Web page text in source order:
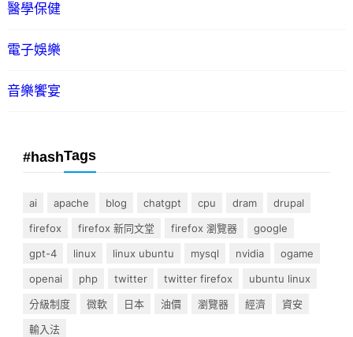
醫學保健
電子娛樂
音樂饗宴
#hashTags
ai apache blog chatgpt cpu dram
drupal
firefox
firefox 新同文堂 firefox 瀏覽器
google
gpt-4
linux linux ubuntu mysql nvidia
ogame
openai
php twitter twitter firefox
ubuntu linux
分級制度
微軟 日本 油價 瀏覽器 經濟
資安
輸入法